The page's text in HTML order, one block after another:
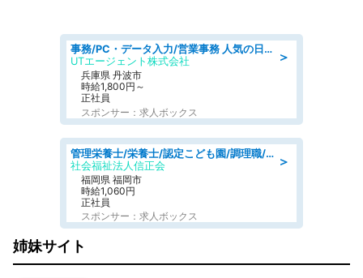
＞
事務/PC・データ入力/営業事務 人気の日勤 月収38万円可 建設会社でCADオペレーター専門事務
UTエージェント株式会社
兵庫県 丹波市
時給1,800円～
正社員
スポンサー：求人ボックス
＞
管理栄養士/栄養士/認定こども園/調理職/認定こども園/週3日～相談可能
社会福祉法人信正会
福岡県 福岡市
時給1,060円
正社員
スポンサー：求人ボックス
姉妹サイト